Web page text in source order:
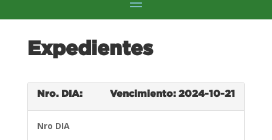
Expedientes
Nro. DIA: Vencimiento: 2024-10-21
Nro DIA